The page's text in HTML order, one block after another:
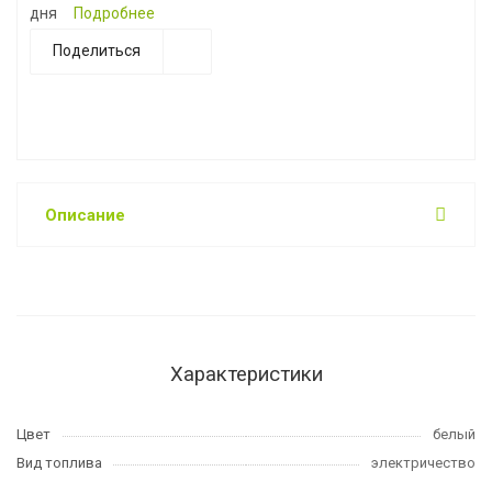
дня
Подробнее
Поделиться
Описание
Характеристики
Цвет
белый
Вид топлива
электричество